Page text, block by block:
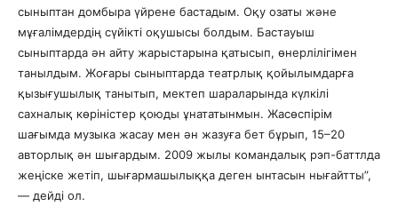
сыныптан домбыра үйрене бастадым. Оқу озаты және
мұғалімдердің сүйікті оқушысы болдым. Бастауыш
сыныптарда ән айту жарыстарына қатысып, өнерлілігімен
танылдым. Жоғары сыныптарда театрлық қойылымдарға
қызығушылық танытып, мектеп шараларында күлкілі
сахналық көріністер қоюды ұнататынмын. Жасөспірім
шағымда музыка жасау мен ән жазуға бет бұрып, 15–20
авторлық ән шығардым. 2009 жылы командалық рэп-баттлда
жеңіске жетіп, шығармашылыққа деген ынтасын нығайтты”,
— дейді ол.